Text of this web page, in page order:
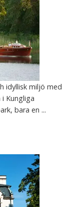
idyllisk miljö med
Kungliga
bara en ...